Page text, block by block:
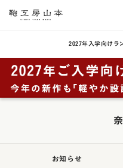
2027年入学向けラ
お知らせ